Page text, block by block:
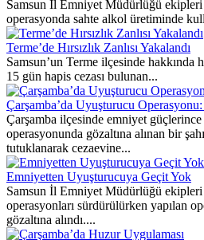
Samsun İl Emniyet Müdürlüğü ekipleri
operasyonda sahte alkol üretiminde
Terme’de Hırsızlık Zanlısı Yakalandı
Samsun’un Terme ilçesinde hakkında
15 gün hapis cezası bulunan...
Çarşamba’da Uyuşturucu
Çarşamba ilçesinde emniyet
operasyonunda gözaltına alınan bir
tutuklanarak cezaevine...
Emniyetten Uyuşturucuya Geçit Yok
Samsun İl Emniyet Müdürlüğü ekipleri
operasyonları sürdürülürken yapılan
gözaltına alındı....